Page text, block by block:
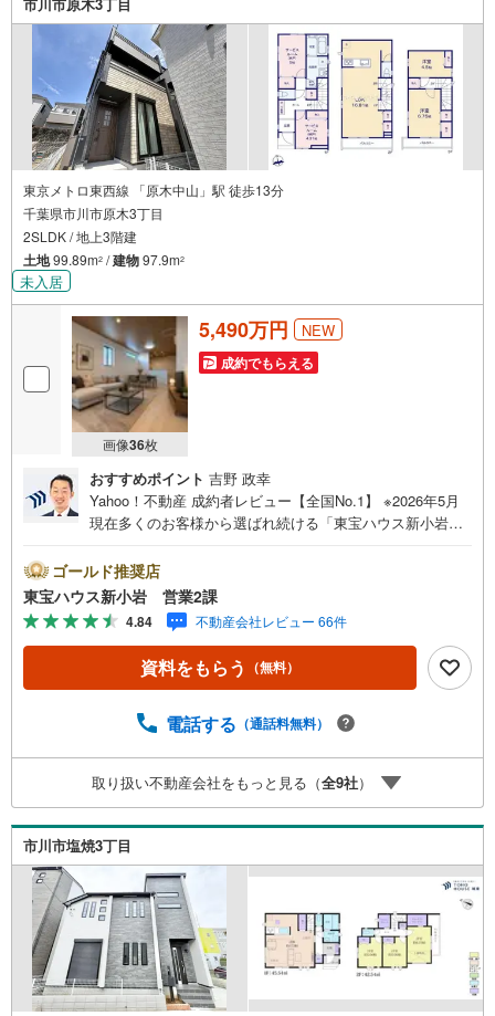
い。
東京メトロ東西線 「原木中山」駅 徒歩13分
千葉県市川市原木3丁目
2SLDK / 地上3階建
土地99.89m2 /建物97.9m2
未入居
画像36枚
5,490万円 NEW
成約でもらえる
おすすめポイント 吉野 政幸
Yahoo！不動産 成約者レビュー【全国No.1】 ※2026年5月
現在多くのお客様から選ばれ続ける「東宝ハウス新小岩」
見学OK■営業時間内（9:00～20:00）はお電話でのご連絡が
スムーズです。ご自宅への送迎・最寄駅でのお待ち合わせ
等、お気軽にご相談ください。 選ばれる3つの「圧倒的メ
リット」 （1）【業界最低水準の提携住宅ローン】「他社
で断られた」「借入がある」方も独自審査で多数承認！優
遇金利と各種手数料0円でお得に。（2）【未来カレンダー
ュレーション。「月々いくらなら安心か」をプロが明確に
はありません。専属FPがお引渡し後も一生涯お守りしま
す。 Yahoo！不動産キャンペーン対象店舗 当店でのご成約
でPayPayボーナスがもらえるキャンペーン対象です！※必
ずYahoo！ JAPAN IDでログインの上お問い合わせくださ
い。
ゴールド推奨店
東宝ハウス新小岩 営業2課
4.84 不動産会社レビュー 66件
資料をもらう （無料）
電話する （通話料無料）
取り扱い不動産会社をもっと見る（全9社）
市川市塩焼3丁目